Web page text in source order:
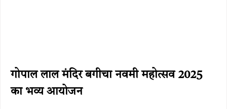
गोपाल लाल मंदिर बगीचा नवमी महोत्सव 2025
का भव्य आयोजन